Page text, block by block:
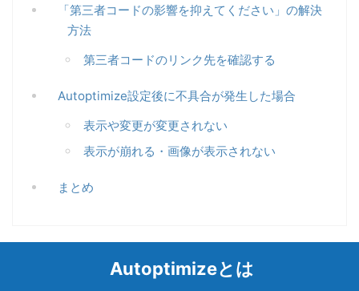
「第三者コードの影響を抑えてください」の解決
方法
第三者コードのリンク先を確認する
Autoptimize設定後に不具合が発生した場合
表示や変更が変更されない
表示が崩れる・画像が表示されない
まとめ
Autoptimizeとは